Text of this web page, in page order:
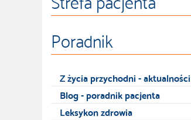
Poradnik
Z życia przychodni - aktualności
Blog - poradnik pacjenta
Leksykon zdrowia